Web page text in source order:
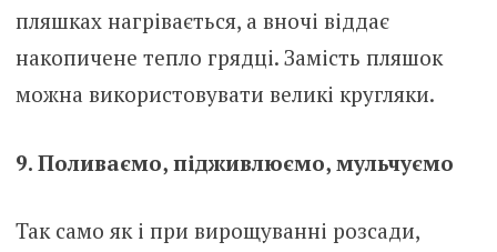
пляшках нагрівається, а вночі віддає
накопичене тепло грядці. Замість пляшок
можна використовувати великі кругляки.
9. Поливаємо, підживлюємо, мульчуємо
Так само як і при вирощуванні розсади,